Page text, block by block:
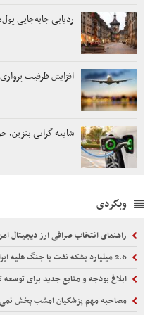
ردیابی جابه‌جایی
افزایش ظرفیت
شایعه گرانی بنزین،
وبگردی
راهنمای انتخاب صرافی ارز دیجیتال
ابلاغ بودجه و منابع جدید برای توسعه
مصاحبه مهم پزشکیان امشب پخش